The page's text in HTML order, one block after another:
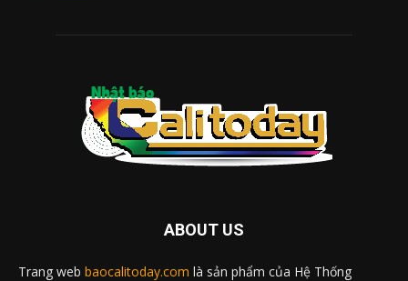
ABOUT US
Trang web baocalitoday.com là sản phẩm của Hệ Thống